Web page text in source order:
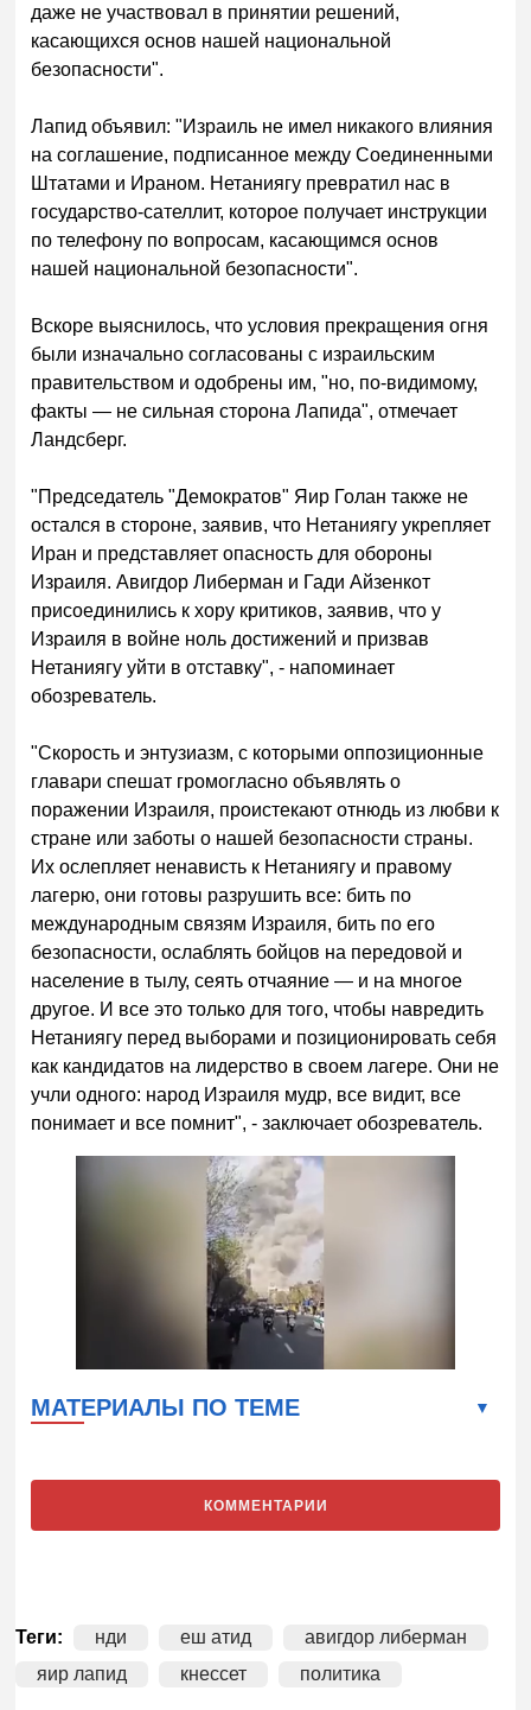
даже не участвовал в принятии решений,
касающихся основ нашей национальной
безопасности".
Лапид объявил: "Израиль не имел никакого влияния
на соглашение, подписанное между Соединенными
Штатами и Ираном. Нетаниягу превратил нас в
государство-сателлит, которое получает инструкции
по телефону по вопросам, касающимся основ
нашей национальной безопасности".
Вскоре выяснилось, что условия прекращения огня
были изначально согласованы с израильским
правительством и одобрены им, "но, по-видимому,
факты — не сильная сторона Лапида", отмечает
Ландсберг.
"Председатель "Демократов" Яир Голан также не
остался в стороне, заявив, что Нетаниягу укрепляет
Иран и представляет опасность для обороны
Израиля. Авигдор Либерман и Гади Айзенкот
присоединились к хору критиков, заявив, что у
Израиля в войне ноль достижений и призвав
Нетаниягу уйти в отставку", - напоминает
обозреватель.
"Скорость и энтузиазм, с которыми оппозиционные
главари спешат громогласно объявлять о
поражении Израиля, проистекают отнюдь из любви к
стране или заботы о нашей безопасности страны.
Их ослепляет ненависть к Нетаниягу и правому
лагерю, они готовы разрушить все: бить по
международным связям Израиля, бить по его
безопасности, ослаблять бойцов на передовой и
население в тылу, сеять отчаяние — и на многое
другое. И все это только для того, чтобы навредить
Нетаниягу перед выборами и позиционировать себя
как кандидатов на лидерство в своем лагере. Они не
учли одного: народ Израиля мудр, все видит, все
понимает и все помнит", - заключает обозреватель.
МАТЕРИАЛЫ ПО ТЕМЕ
КОММЕНТАРИИ
Теги: нди еш атид
авигдор либерман
яир лапид
кнессет политика